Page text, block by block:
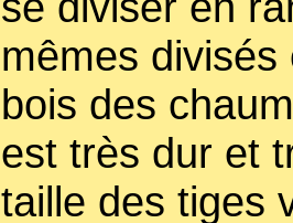
mêmes
bois des
est très dur et
taille des tiges